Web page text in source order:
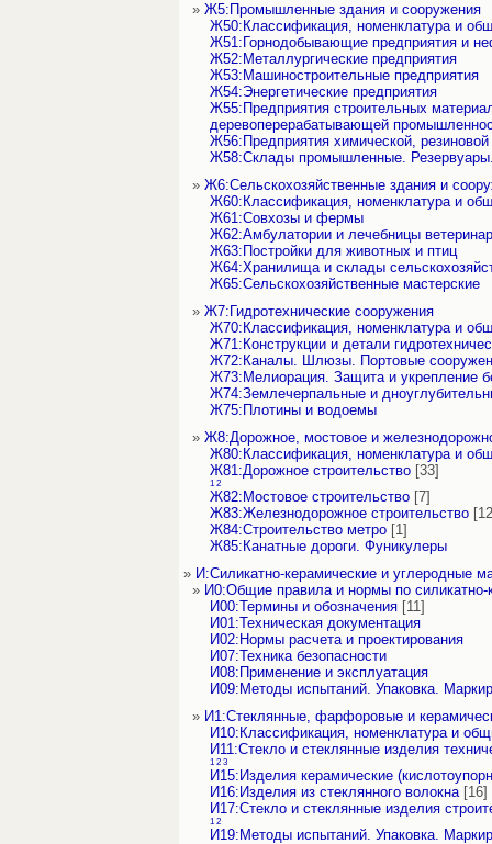
» Ж5:Промышленные здания и сооружения
Ж50:Классификация, номенклатура и
Ж51:Горнодобывающие предприятия и
Ж52:Металлургические предприятия
Ж53:Машиностроительные предприятия
Ж54:Энергетические предприятия
Ж55:Предприятия строительных
деревоперерабатывающей
Ж56:Предприятия химической,
Ж58:Склады промышленные.
» Ж6:Сельскохозяйственные здания и
Ж60:Классификация, номенклатура и
Ж61:Совхозы и фермы
Ж62:Амбулатории и лечебницы
Ж63:Постройки для животных и птиц
Ж64:Хранилища и склады
Ж65:Сельскохозяйственные мастерские
» Ж7:Гидротехнические сооружения
Ж70:Классификация, номенклатура и
Ж71:Конструкции и детали
Ж72:Каналы. Шлюзы. Портовые
Ж73:Мелиорация. Защита и укрепление
Ж74:Землечерпальные и
Ж75:Плотины и водоемы
» Ж8:Дорожное, мостовое и
Ж80:Классификация, номенклатура и
Ж81:Дорожное строительство [33]
1 2
Ж82:Мостовое строительство [7]
Ж83:Железнодорожное строительство
Ж84:Строительство метро [1]
Ж85:Канатные дороги. Фуникулеры
» И:Силикатно-керамические и углеродные
» И0:Общие правила и нормы по
И00:Термины и обозначения [11]
И01:Техническая документация
И02:Нормы расчета и проектирования
И07:Техника безопасности
И08:Применение и эксплуатация
И09:Методы испытаний. Упаковка.
» И1:Стеклянные, фарфоровые и
И10:Классификация, номенклатура и
И11:Стекло и стеклянные изделия
1 2 3
И15:Изделия керамические
И16:Изделия из стеклянного волокна[16]
И17:Стекло и стеклянные изделия
1 2
И19:Методы испытаний. Упаковка.